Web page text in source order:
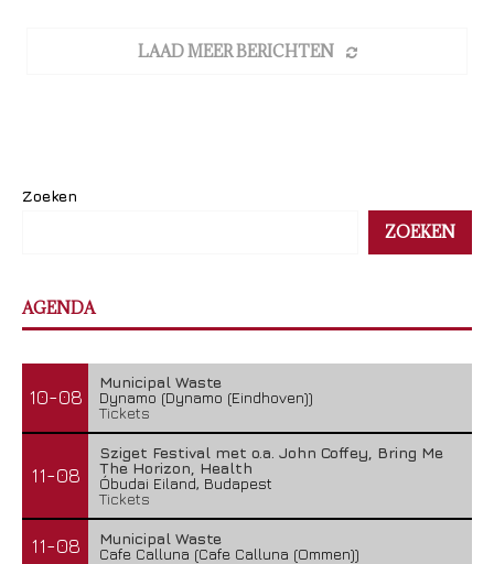
LAAD MEER BERICHTEN
Zoeken
ZOEKEN
AGENDA
10-08
Municipal Waste
Dynamo (Dynamo (Eindhoven))
Tickets
11-08
Sziget Festival met o.a. John Coffey, Bring Me
The Horizon, Health
Óbudai Eiland, Budapest
Tickets
11-08
Municipal Waste
Cafe Calluna (Cafe Calluna (Ommen))